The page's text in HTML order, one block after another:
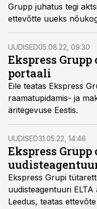
Grupp juhatus tegi
ettevõtte uueks
pikaajaline juht Sami
UUDISED05.08.22, 09:30
Ekspress
portaali
Eile teatas Ekspress
raamatupidamis- ja
äritegevuse Eestis.
UUDISED31.05.22, 14:46
Ekspress Grupp
Ekspress Grupi
uudisteagentuuri
Leedus, teatas